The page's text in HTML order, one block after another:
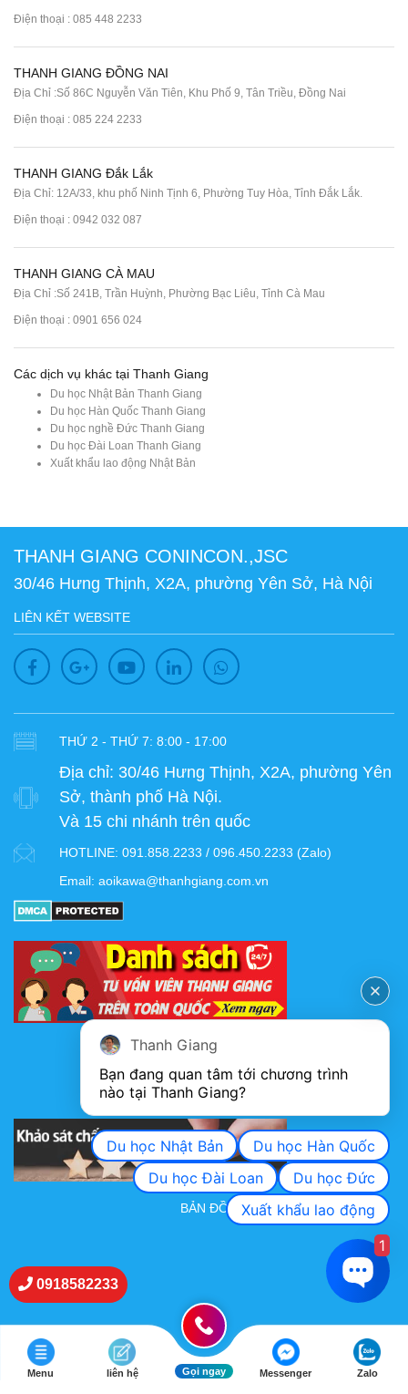
Điện thoại : 085 448 2233
THANH GIANG ĐỒNG NAI
Địa Chỉ :Số 86C Nguyễn Văn Tiên, Khu Phố 9, Tân Triều, Đồng Nai
Điện thoại : 085 224 2233
THANH GIANG Đắk Lắk
Địa Chỉ: 12A/33, khu phố Ninh Tịnh 6, Phường Tuy Hòa, Tỉnh Đắk Lắk.
Điện thoại : 0942 032 087
THANH GIANG CÀ MAU
Địa Chỉ :Số 241B, Trần Huỳnh, Phường Bạc Liêu, Tỉnh Cà Mau
Điện thoại : 0901 656 024
Các dịch vụ khác tại Thanh Giang
Du học Nhật Bản Thanh Giang
Du học Hàn Quốc Thanh Giang
Du học nghề Đức Thanh Giang
Du học Đài Loan Thanh Giang
Xuất khẩu lao động Nhật Bản
THANH GIANG CONINCON.,JSC
30/46 Hưng Thịnh, X2A, phường Yên Sở, Hà Nội
LIÊN KẾT WEBSITE
THỨ 2 - THỨ 7: 8:00 - 17:00
Địa chỉ: 30/46 Hưng Thịnh, X2A, phường Yên
Sở, thành phố Hà Nội.
Và 15 chi nhánh trên quốc
HOTLINE: 091.858.2233 / 096.450.2233 (Zalo)
Email: aoikawa@thanhgiang.com.vn
FANPAGE
BẢN ĐỒ
0918582233
Menu liên hệ Gọi ngay Messenger Zalo
Thanh Giang
Bạn đang quan tâm tới chương trình
nào tại Thanh Giang?
Du học Nhật Bản
Du học Hàn Quốc
Du học Đài Loan
Du học Đức
Xuất khẩu lao động
1